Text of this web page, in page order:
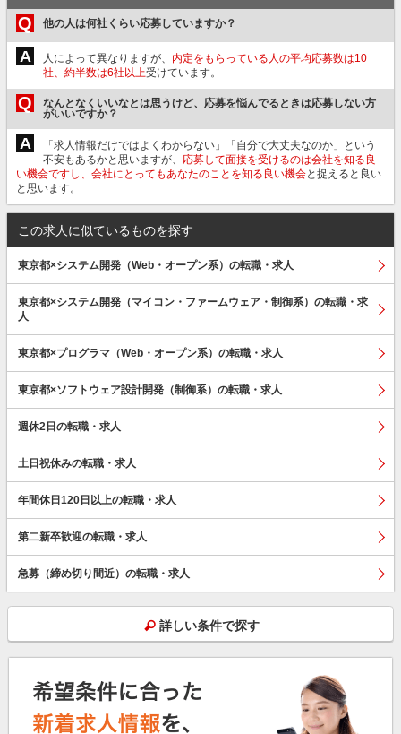
Q 他の人は何社くらい応募していますか？
A 人によって異なりますが、 内定をもらっている人の平均応募数は10
社、約半数は6社以上受けています。
Q
なんとなくいいなとは思うけど、応募を悩んでるときは応募しない方
がいいですか？
A
「求人情報だけではよくわからない」「自分で大丈夫なのか」という
不安もあるかと思いますが、 応募して面接を受けるのは会社を知る良
い機会ですし、会社にとってもあなたのことを知る良い機会と捉えると良い
と思います。
この求人に似ているものを探す
東京都×システム開発（Web・オープン系）の転職・求人
東京都×システム開発（マイコン・ファームウェア・制御系）の転職・求
人
東京都×プログラマ（Web・オープン系）の転職・求人
東京都×ソフトウェア設計開発（制御系）の転職・求人
週休2日の転職・求人
土日祝休みの転職・求人
年間休日120日以上の転職・求人
第二新卒歓迎の転職・求人
急募（締め切り間近）の転職・求人
詳しい条件で探す